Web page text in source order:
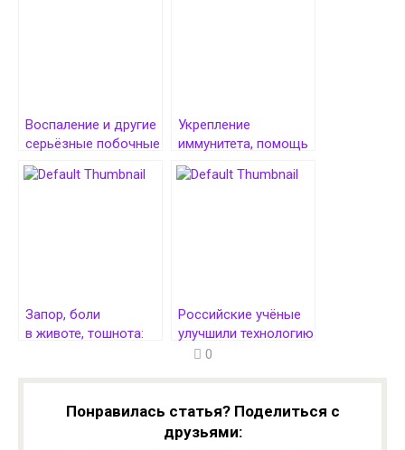
Воспаление и другие
серьёзные побочные
эффекты
ежедневного
Укрепление
иммунитета, помощь
похудении — и иные
полезные свойства
Запор, боли
в животе, тошнота:
Российские учёные
улучшили технологию
проверки препаратов
0
Понравилась статья? Поделиться с
друзьями: